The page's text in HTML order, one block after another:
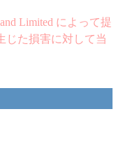
Limited によって提
じた損害に対して当